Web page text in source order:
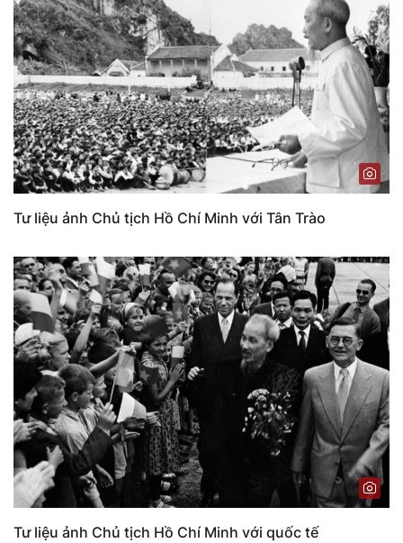
Tư liệu ảnh Chủ tịch Hồ Chí Minh với Tân Trào
Tư liệu ảnh Chủ tịch Hồ Chí Minh với quốc tế